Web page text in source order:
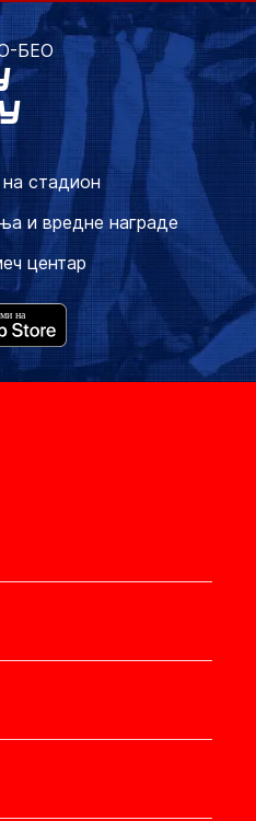
БЕО
стадион
и вредне награде
центар